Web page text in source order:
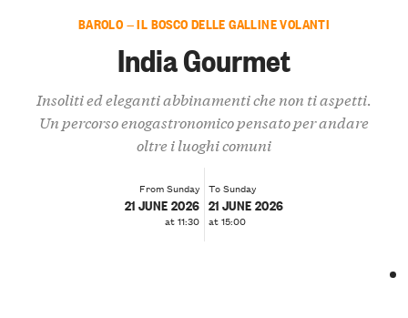
BAROLO — IL BOSCO DELLE GALLINE VOLANTI
India Gourmet
Insoliti ed eleganti abbinamenti che non ti aspetti.
Un percorso enogastronomico pensato per andare
oltre i luoghi comuni
From Sunday
21 JUNE 2026
at 11:30
To Sunday
21 JUNE 2026
at 15:00